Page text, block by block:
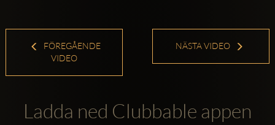
FÖREGÅENDE
VIDEO
NÄSTA VIDEO
Ladda ned Clubbable appen